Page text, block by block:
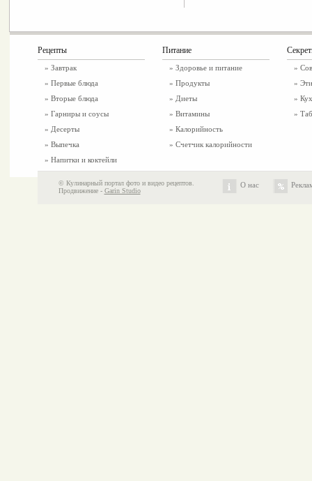
Рецепты
» Завтрак
» Первые блюда
» Вторые блюда
» Гарниры и соусы
» Десерты
» Выпечка
» Напитки и коктейли
Питание
» Здоровье и питание
» Продукты
» Диеты
» Витамины
» Калорийность
» Счетчик калорийности
»
»
»
»
© Кулинарный портал фото и видео рецептов.
Продвижение - Garin Studio
О нас